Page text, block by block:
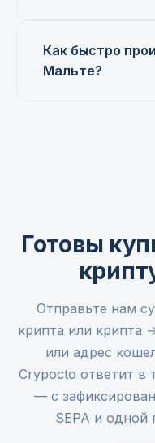
Как быстро
Мальте?
Готовы
Отправьте нам
крипта или крипта
или адрес
Crypocto ответит в
— с
SEPA и одной